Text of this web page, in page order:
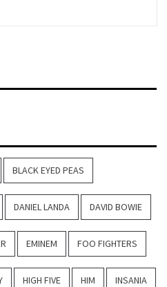
BLACK EYED PEAS
DANIEL LANDA DAVID BOWIE
EMINEM FOO FIGHTERS
HIGH FIVE HIM INSANIA